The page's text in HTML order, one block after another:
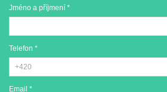
Jméno a příjmení *
Telefon *
Email *